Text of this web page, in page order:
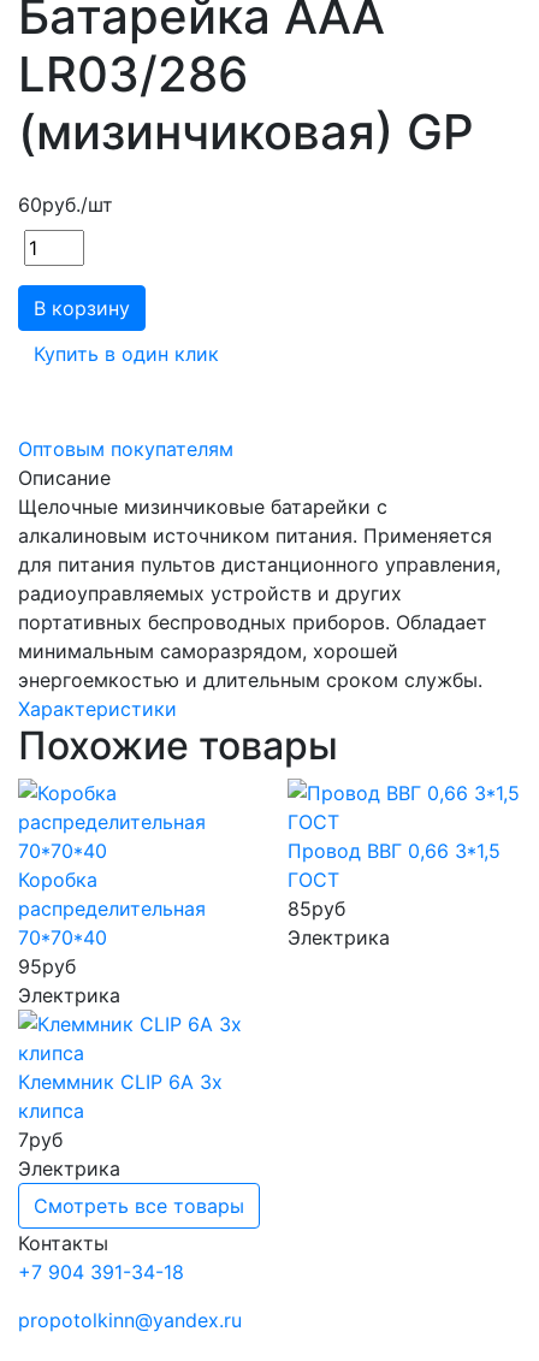
Батарейка ААА
LR03/286
(мизинчиковая) GP
60руб./шт
В корзину
Купить в один клик
Оптовым покупателям
Описание
Щелочные мизинчиковые батарейки с
алкалиновым источником питания. Применяется
для питания пультов дистанционного управления,
радиоуправляемых устройств и других
портативных беспроводных приборов. Обладает
минимальным саморазрядом, хорошей
энергоемкостью и длительным сроком службы.
Характеристики
Похожие товары
Коробка
распределительная
70*70*40
95руб
Электрика
Провод ВВГ 0,66 3*1,5
ГОСТ
85руб
Электрика
Клеммник CLIP 6А 3x
клипса
7руб
Электрика
Смотреть все товары
Контакты
+7 904 391-34-18
propotolkinn@yandex.ru